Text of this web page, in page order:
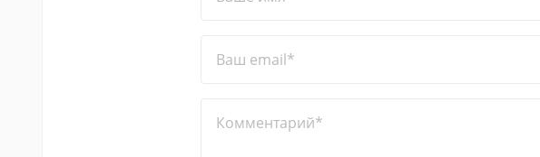
Ваш email*
Комментарий*